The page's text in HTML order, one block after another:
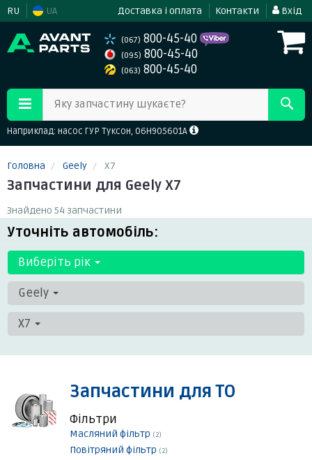
RU UA Доставка і оплата Контакти Вхід
(067) 800-45-40
(095) 800-45-40
(063) 800-45-40
Яку запчастину шукаєте?
Наприклад: насос ГУР Туксон, 06H905601A
Головна Geely X7
Запчастини для Geely X7
Знайдено 54 запчастини
Уточніть автомобіль:
Виберіть рік
Geely
X7
Запчастини для ТО
Фільтри
Масляний фільтр (2)
Повітряний фільтр (2)